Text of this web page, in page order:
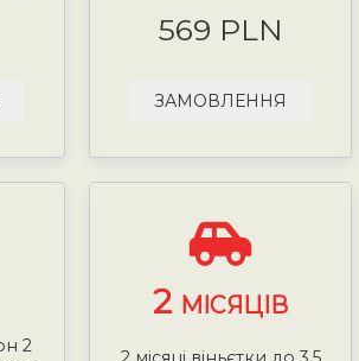
569 PLN
ЗАМОВЛЕННЯ
2
2 МІСЯЦІВ